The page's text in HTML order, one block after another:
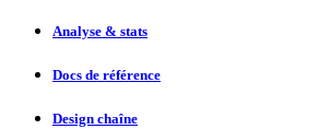
Analyse & stats
Docs de référence
Design chaîne